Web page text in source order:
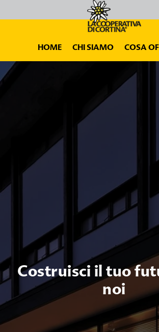
CHI SIAMO COSA
HOME
Costruisci il tuo
noi